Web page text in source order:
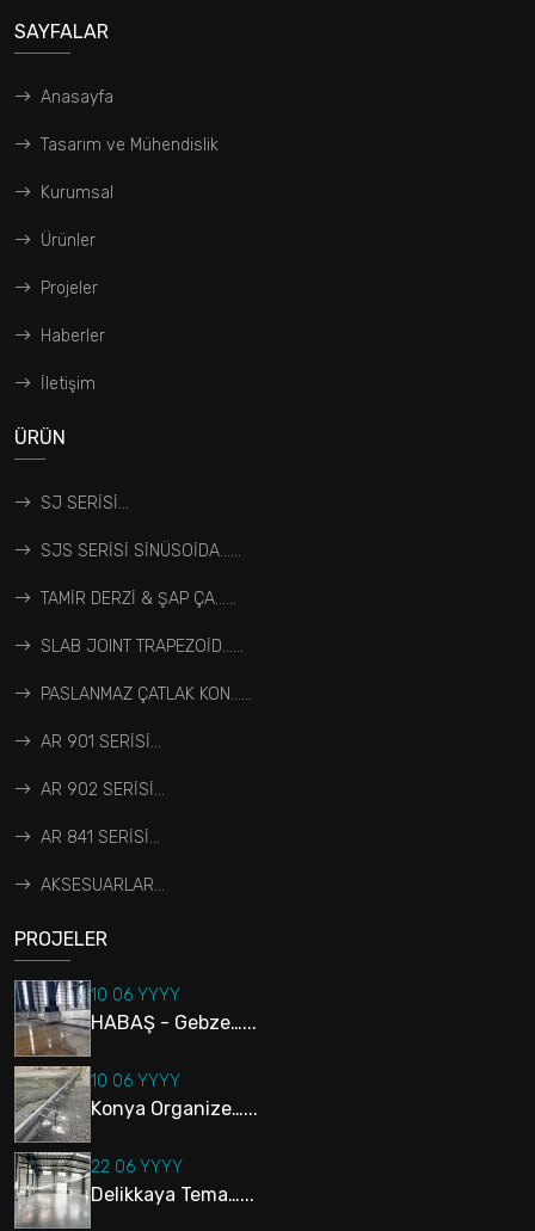
SAYFALAR
Anasayfa
Tasarım ve Mühendislik
Kurumsal
Ürünler
Projeler
Haberler
İletişim
ÜRÜN
SJ SERİSİ...
SJS SERİSİ SİNÜSOİDA…...
TAMİR DERZİ & ŞAP ÇA…...
SLAB JOINT TRAPEZOİD…...
PASLANMAZ ÇATLAK KON…...
AR 901 SERİSİ...
AR 902 SERİSİ...
AR 841 SERİSİ...
AKSESUARLAR...
PROJELER
10 06 YYYY
HABAŞ - Gebze…...
10 06 YYYY
Konya Organize…...
22 06 YYYY
Delikkaya Tema…...